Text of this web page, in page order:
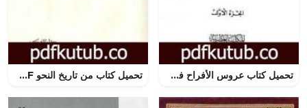
تحميل كتاب عروس الأفراح في شرح تلخيص المفتاح – الجزء الأول PDF تأليف بهاء الدين السبكي مجانا [كامل] تحميل كتاب من تاريخ النحو PDF تأليف سعيد الأفغاني مجانا [كامل]